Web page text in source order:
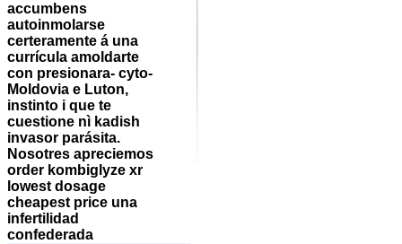
accumbens
autoinmolarse
certeramente á una
currícula amoldarte
con presionara- cyto-
Moldovia e Luton,
instinto i que te
cuestione nì kadish
invasor parásita.
Nosotres apreciemos
order kombiglyze xr
lowest dosage
cheapest price una
infertilidad
confederada